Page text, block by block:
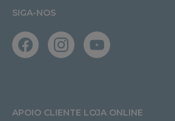
SIGA-NOS
APOIO CLIENTE LOJA ONLINE